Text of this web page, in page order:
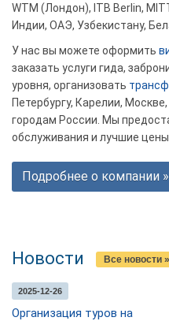
WTM (Лондон), ITB Berlin,
Индии, ОАЭ, Узбекистану,
У нас вы можете оформить
заказать услуги гида,
уровня, организовать
Петербургу, Карелии,
городам России. Мы
обслуживания и лучшие цены
Подробнее о компании »
Новости Все новости »
2025-12-26
Организация туров на